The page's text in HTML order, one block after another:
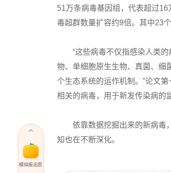
51万条病毒基因组，代表超过
毒超群数量扩容约9倍。其中23
“这些病毒不仅指感染人类的
物、单细胞原生生物、真菌、细
个生态系统的运作机制。”论文
相关的病毒，用于新发传染病的
依靠数据挖掘出来的新病毒，
知也在不断深化。
模拟报志愿